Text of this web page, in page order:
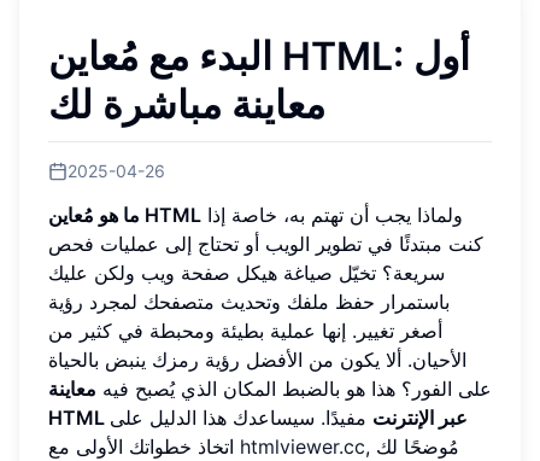
البدء مع مُعاين HTML: أول
معاينة مباشرة لك
2025-04-26
ما هو مُعاين HTML
كنت مبتدئًا في تطوير الويب أو تحتاج إلى عمليات فحص
سريعة؟ تخيّل صياغة هيكل صفحة ويب ولكن عليك
باستمرار حفظ ملفك وتحديث متصفحك لمجرد رؤية
أصغر تغيير. إنها عملية بطيئة ومحبطة في كثير من
الأحيان. ألا يكون من الأفضل رؤية رمزك ينبض بالحياة
على الفور؟ هذا هو بالضبط المكان الذي يُصبح فيه معاينة
HTML عبر الإنترنت مفيدًا. سيساعدك هذا الدليل على
htmlviewer.cc, مُوضحًا لك